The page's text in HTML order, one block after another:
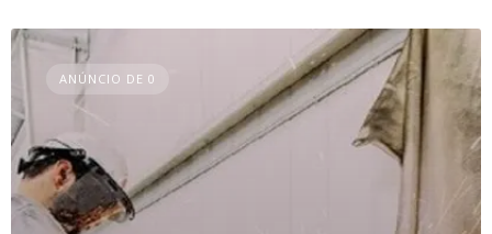
ANÚNCIO DE 0